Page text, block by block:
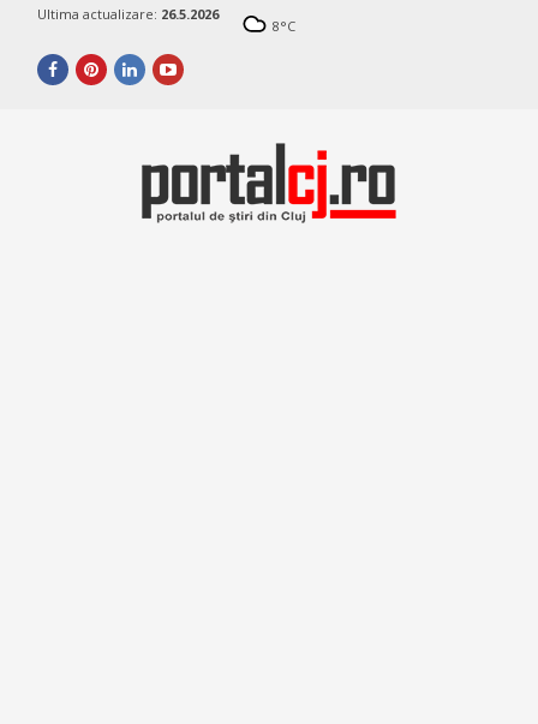
Ultima actualizare: 26.5.2026
8°C